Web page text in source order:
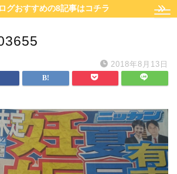
グおすすめの8記事はコチラ
2018年8月13日